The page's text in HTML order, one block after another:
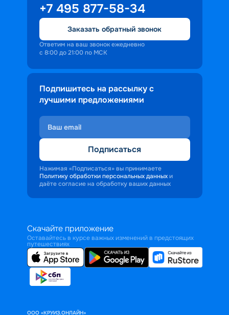
+7 495 877-58-34
Заказать обратный звонок
Ответим на ваш звонок ежедневно
с 8:00 до 21:00 по МСК
Подпишитесь на рассылку с
лучшими предложениями
Подписаться
Нажимая «Подписаться» вы принимаете
Политику обработки персональных данных и
даёте согласие на обработку ваших данных
Скачайте приложение
Оставайтесь в курсе важных изменений в предстоящих
путешествиях
ООО «КРУИЗ.ОНЛАЙН»